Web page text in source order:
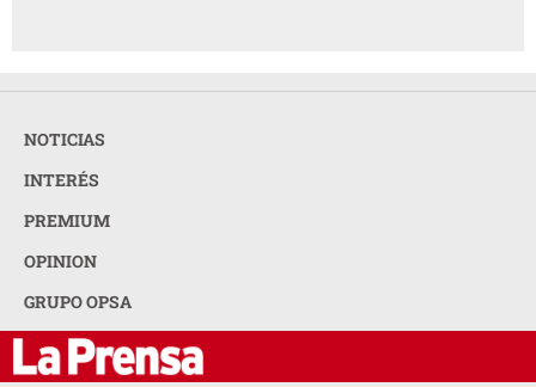
NOTICIAS
INTERÉS
PREMIUM
OPINION
GRUPO OPSA